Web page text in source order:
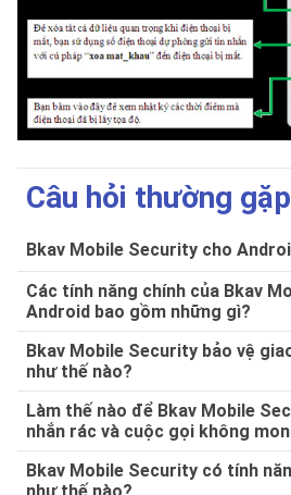
Câu hỏi thường gặp
Bkav Mobile Security cho
Các tính năng chính của Bkav
Android bao gồm những gì?
Bkav Mobile Security bảo vệ
như thế nào?
Làm thế nào để Bkav Mobile
nhắn rác và cuộc gọi không
Bkav Mobile Security có tính